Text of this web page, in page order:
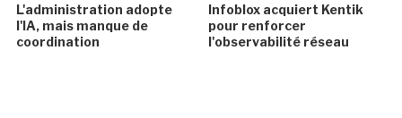
L'administration adopte
l'IA, mais manque de
coordination
Infoblox acquiert Kentik
pour renforcer
l'observabilité réseau